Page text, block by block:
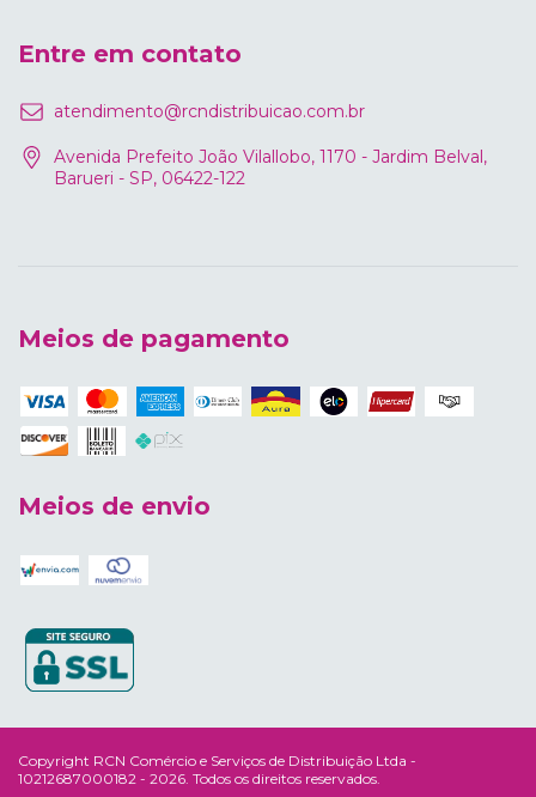
Entre em contato
atendimento@rcndistribuicao.com.br
Avenida Prefeito João Vilallobo, 1170 - Jardim Belval,
Barueri - SP, 06422-122
Meios de pagamento
Meios de envio
Copyright RCN Comércio e Serviços de Distribuição Ltda -
10212687000182 - 2026. Todos os direitos reservados.